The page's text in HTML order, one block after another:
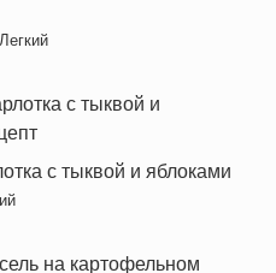
Легкий
с тыквой и яблоками